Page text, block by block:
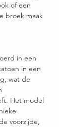
of een
broek maak
in een
in een
wat de
Het model
voorzijde,